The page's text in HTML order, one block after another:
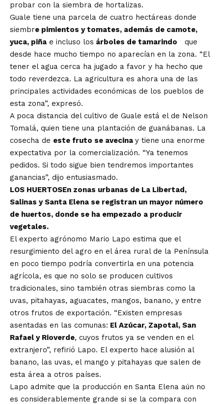
probar con la siembra de hortalizas.
Guale tiene una parcela de cuatro hectáreas donde
siembre pimientos y tomates, además de camote,
yuca, piña e incluso los árboles de tamarindo
que
desde hace mucho tiempo no aparecían en la zona. “El
tener el agua cerca ha jugado a favor y ha hecho que
todo reverdezca. La agricultura es ahora una de las
principales actividades económicas de los pueblos de
esta zona”, expresó.
A poca distancia del cultivo de Guale está el de Nelson
Tomalá, quien tiene una plantación de guanábanas. La
cosecha de este fruto se avecina y tiene una enorme
expectativa por la comercialización. “Ya tenemos
pedidos. Si todo sigue bien tendremos importantes
ganancias”, dijo entusiasmado.
LOS HUERTOSEn zonas urbanas de La Libertad,
Salinas y Santa Elena se registran un mayor número
de huertos, donde se ha empezado a producir
vegetales.
El experto agrónomo Mario Lapo estima que el
resurgimiento del agro en el área rural de la Península
en poco tiempo podría convertirla en una potencia
agrícola, es que no solo se producen cultivos
tradicionales, sino también otras siembras como la
uvas, pitahayas, aguacates, mangos, banano, y entre
otros frutos de exportación. “Existen empresas
asentadas en las comunas: El Azúcar, Zapotal, San
Rafael y Rioverde, cuyos frutos ya se venden en el
extranjero”, refirió Lapo. El experto hace alusión al
banano, las uvas, el mango y pitahayas que salen de
esta área a otros países.
Lapo admite que la producción en Santa Elena aún no
es considerablemente grande si se la compara con